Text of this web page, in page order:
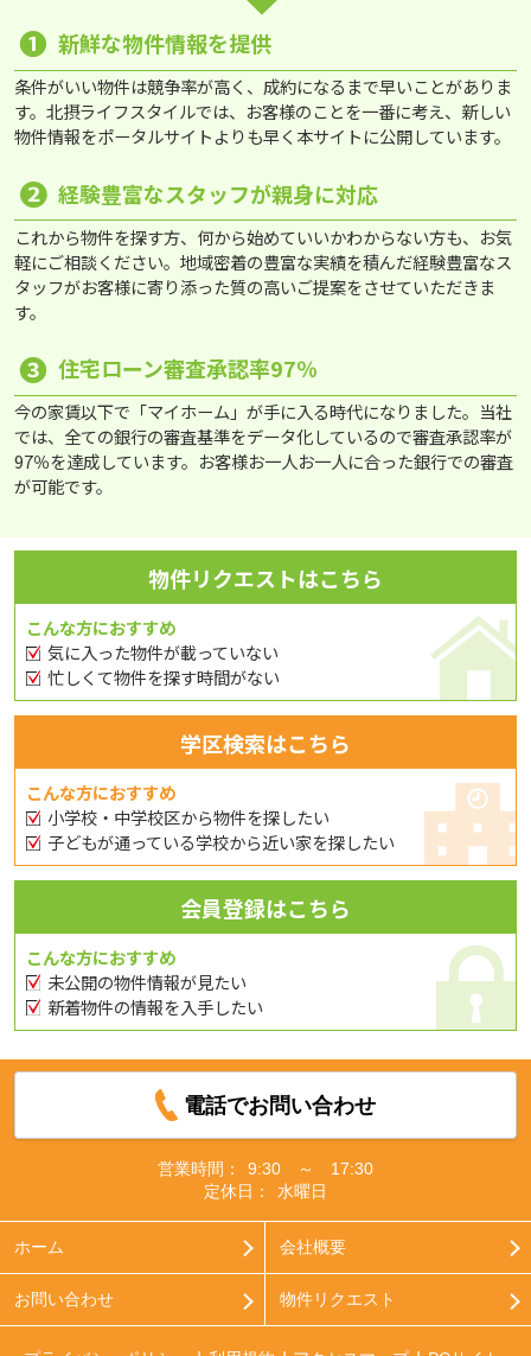
❶ 新鮮な物件情報を提供
条件がいい物件は競争率が高く、成約になるまで早いことがありま
す。北摂ライフスタイルでは、お客様のことを一番に考え、新しい
物件情報をポータルサイトよりも早く本サイトに公開しています。
❷ 経験豊富なスタッフが親身に対応
これから物件を探す方、何から始めていいかわからない方も、お気
軽にご相談ください。地域密着の豊富な実績を積んだ経験豊富なス
タッフがお客様に寄り添った質の高いご提案をさせていただきま
す。
❸ 住宅ローン審査承認率97％
今の家賃以下で「マイホーム」が手に入る時代になりました。当社
では、全ての銀行の審査基準をデータ化しているので審査承認率が
97％を達成しています。お客様お一人お一人に合った銀行での審査
が可能です。
物件リクエストはこちら
こんな方におすすめ
気に入った物件が載っていない
忙しくて物件を探す時間がない
学区検索はこちら
こんな方におすすめ
小学校・中学校区から物件を探したい
子どもが通っている学校から近い家を探したい
会員登録はこちら
こんな方におすすめ
未公開の物件情報が見たい
新着物件の情報を入手したい
電話でお問い合わせ
営業時間：
9:30 ～ 17:30
定休日：
水曜日
ホーム 会社概要
お問い合わせ 物件リクエスト